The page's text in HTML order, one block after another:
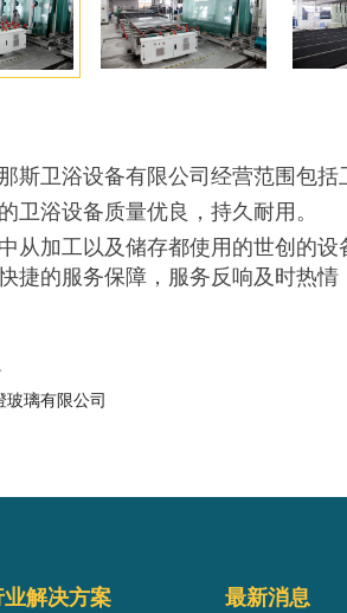
斯卫浴设备有限公司经营范围包
卫浴设备质量优良，持久耐用。
从加工以及储存都使用的世创的
捷的服务保障，服务反响及时热情
玻璃有限公司
解决方案 最新消息